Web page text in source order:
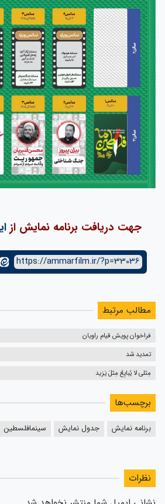
جهت دریافت برنامه نمایش از
https://ammarfilm.ir/?p=33036
مطالب مرتبط
فراخوان پویش قیام راویان
تمدید شد
مِثلی لا یُبایِعُ مِثلَ یَزید
برچسب‌ها
برنامه نمایش جدول نمایش سینما‌فلسطین
نظرات